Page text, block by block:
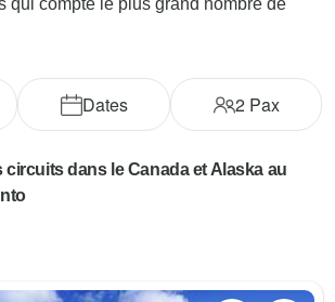
qui compte le plus grand nombre de
Dates 2Pax
circuits dans le Canada et Alaska au